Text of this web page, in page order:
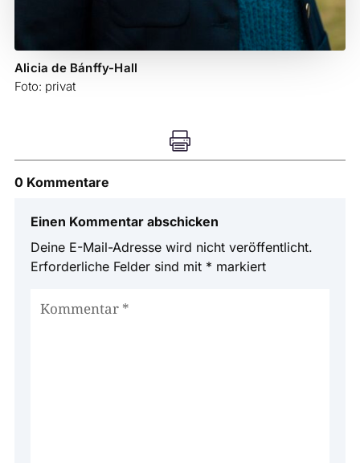
Alicia de Bánffy-Hall
Foto: privat

0 Kommentare
Einen Kommentar abschicken
Deine E-Mail-Adresse wird nicht veröffentlicht.
Erforderliche Felder sind mit * markiert